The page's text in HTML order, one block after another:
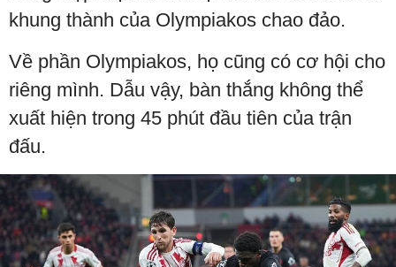
khung thành của Olympiakos chao đảo.
Về phần Olympiakos, họ cũng có cơ hội cho
riêng mình. Dẫu vậy, bàn thắng không thể
xuất hiện trong 45 phút đầu tiên của trận
đấu.